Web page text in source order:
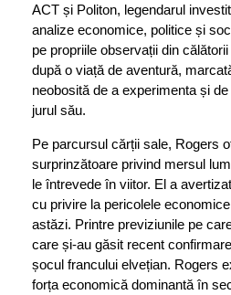
ACT și Politon, legendarul
analize economice, politice și
pe propriile observații din
după o viață de aventură,
neobosită de a experimenta și
jurul său.
Pe parcursul cărții sale, Rogers
surprinzătoare privind mersul
le întrevede în viitor. El a
cu privire la pericolele
astăzi. Printre previziunile pe
care și-au găsit recent
șocul francului elvețian. Rogers
forța economică dominantă în